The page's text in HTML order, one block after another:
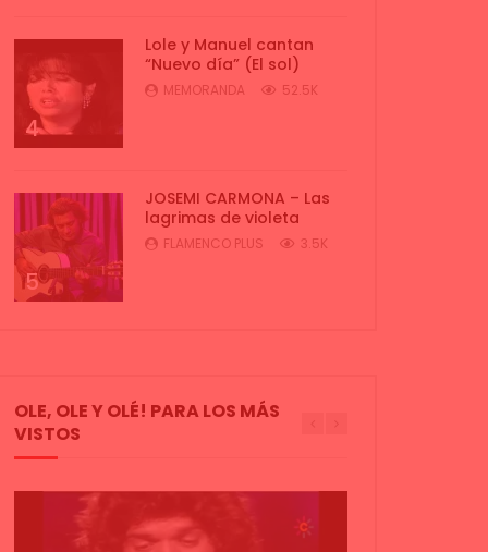
4
Lole y Manuel cantan
“Nuevo día” (El sol)
MEMORANDA 52.5K
5
JOSEMI CARMONA – Las
lagrimas de violeta
FLAMENCO PLUS 3.5K
OLE, OLE Y OLÉ! PARA LOS MÁS
VISTOS